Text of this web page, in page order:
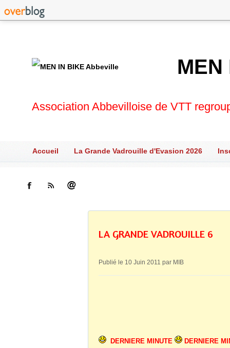
Association Abbevilloise de VTT
Accueil La Grande Vadrouille d'Evasion 2026
LA GRANDE VADROUILLE 6
Publié le 10 Juin 2011 par MIB
DERNIERE MINUTE DERNIERE